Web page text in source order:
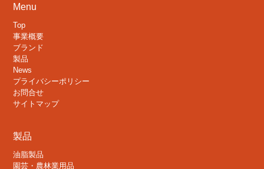
Menu
Top
事業概要
ブランド
製品
News
プライバシーポリシー
お問合せ
サイトマップ
製品
油脂製品
園芸・農林業用品